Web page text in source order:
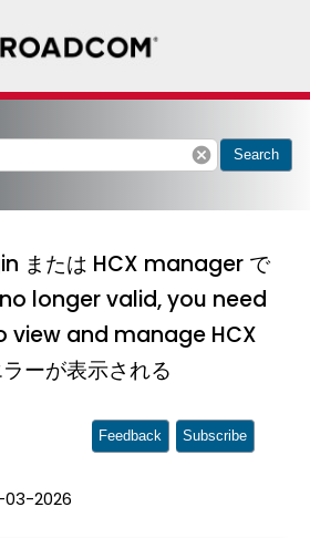
cancel Search
または HCX manager で
longer valid, you need
view and manage HCX
ーが表示される
2026
Feedback Subscribe